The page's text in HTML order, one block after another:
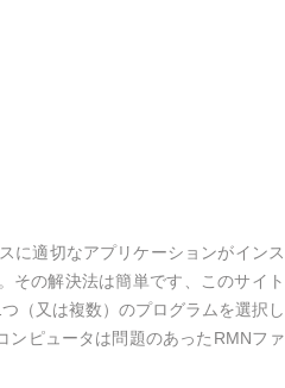
に適切なアプリケーションがインス
その解決法は簡単です、このサイト
（又は複数）のプログラムを選択し
ンピュータは問題のあったRMNファ